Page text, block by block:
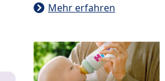
Mehr erfahren